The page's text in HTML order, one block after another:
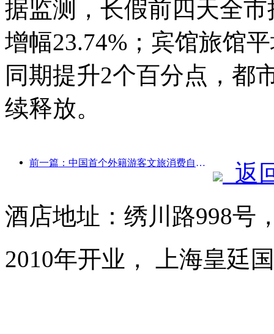
据监测，长假前四天全
增幅23.74%；宾馆旅馆
同期提升2个百分点，都
续释放。
前一篇：中国首个外籍游客文旅消费自助系统在沪启动
返
酒店地址：绣川路998号
2010年开业， 上海皇